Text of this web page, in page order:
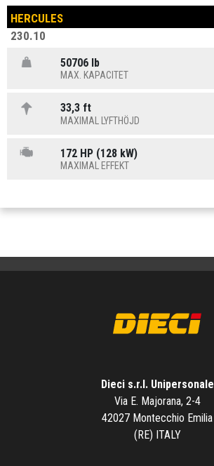
HERCULES
230.10
50706 lb
MAX. KAPACITET
33,3 ft
MAXIMAL LYFTHÖJD
172 HP (128 kW)
MAXIMAL EFFEKT
Dieci s.r.l. Unipersonale
Via E. Majorana, 2-4
42027 Montecchio Emilia
(RE) ITALY